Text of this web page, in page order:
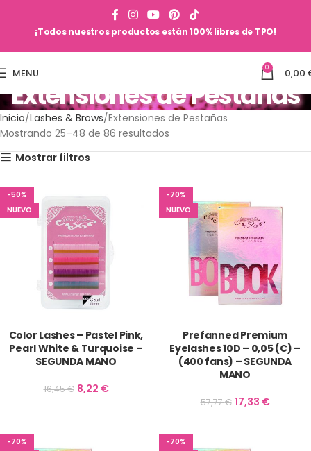
¡Todos nuestros productos están 100% libres de TPO!
MENU 0 0,00
Extensiones de Pestañas
Inicio Lashes & Brows Extensiones de Pestañas
Mostrando 49–72 de 86 resultados
Mostrar filtros
-50%
NUEVO
Color Lashes – Pastel Pink,
Pearl White & Turquoise –
SEGUNDA MANO
16,45€ 8,22 €
-70%
NUEVO
Prefanned Premium
Eyelashes 10D – 0,05 (C) –
(400 fans) – SEGUNDA
MANO
57,77€ 17,33 €
-70%
-70%